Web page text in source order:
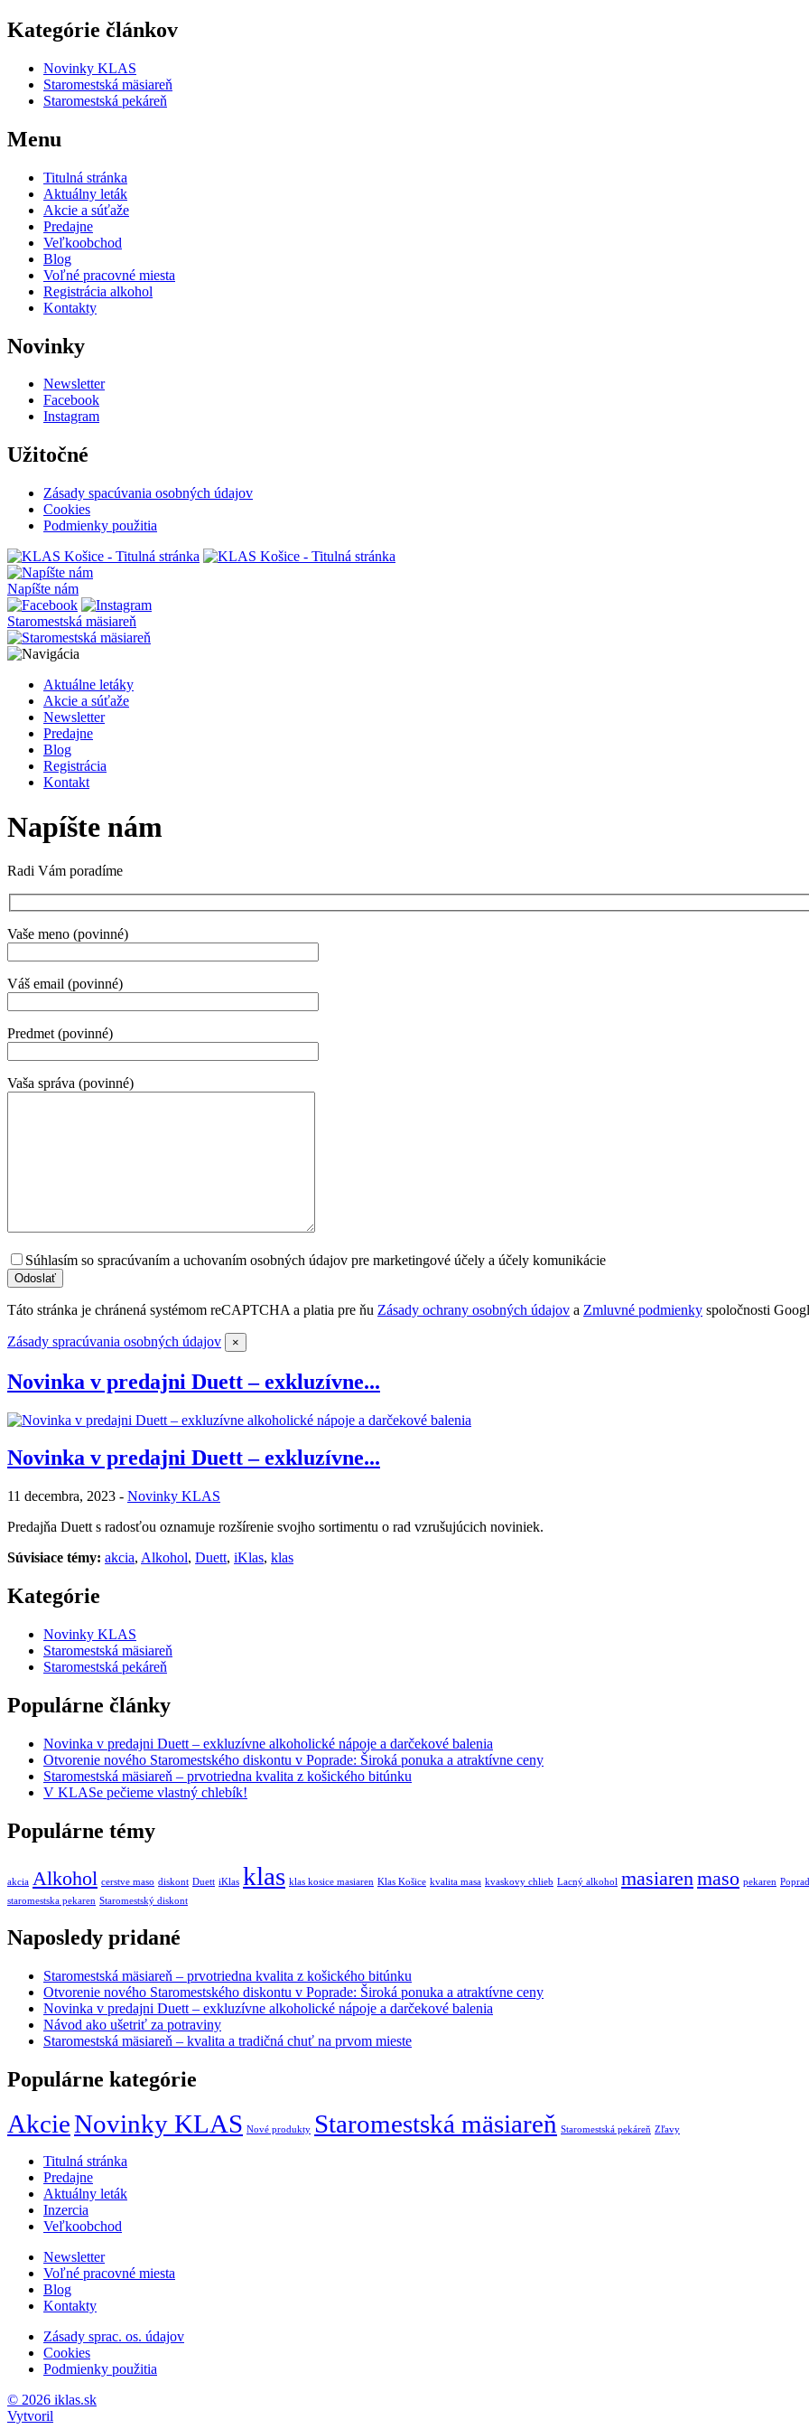
Kategórie článkov
Novinky KLAS
Staromestská mäsiareň
Staromestská pekáreň
Menu
Titulná stránka
Aktuálny leták
Akcie a súťaže
Predajne
Veľkoobchod
Blog
Voľné pracovné miesta
Registrácia alkohol
Kontakty
Novinky
Newsletter
Facebook
Instagram
Užitočné
Zásady spacúvania osobných údajov
Cookies
Podmienky použitia
Napíšte nám
Staromestská mäsiareň
Aktuálne letáky
Akcie a súťaže
Newsletter
Predajne
Blog
Registrácia
Kontakt
Napíšte nám
Radi Vám poradíme
Vaše meno (povinné)
Váš email (povinné)
Predmet (povinné)
Vaša správa (povinné)
Súhlasím so spracúvaním a uchovaním osobných údajov pre marketingové účely a účely komunikácie
Táto stránka je chránená systémom reCAPTCHA a platia pre ňu Zásady ochrany osobných údajov a Zmluvné podmienky spoločnosti
Zásady spracúvania osobných údajov ×
Novinka v predajni Duett – exkluzívne...
Novinka v predajni Duett – exkluzívne...
11 decembra, 2023 - Novinky KLAS
Predajňa Duett s radosťou oznamuje rozšírenie svojho sortimentu o rad vzrušujúcich noviniek.
Súvisiace témy: akcia, Alkohol, Duett, iKlas, klas
Kategórie
Novinky KLAS
Staromestská mäsiareň
Staromestská pekáreň
Populárne články
Novinka v predajni Duett – exkluzívne alkoholické nápoje a darčekové balenia
Otvorenie nového Staromestského diskontu v Poprade: Široká ponuka a atraktívne ceny
Staromestská mäsiareň – prvotriedna kvalita z košického bitúnku
V KLASe pečieme vlastný chlebík!
Populárne témy
akcia Alkohol cerstve maso diskont Duett iKlas klas klas kosice masiaren Klas Košice kvalita masa kvaskovy chlieb Lacný alkohol masiaren maso pekaren Poprad
staromestska pekaren Staromestský diskont
Naposledy pridané
Staromestská mäsiareň – prvotriedna kvalita z košického bitúnku
Otvorenie nového Staromestského diskontu v Poprade: Široká ponuka a atraktívne ceny
Novinka v predajni Duett – exkluzívne alkoholické nápoje a darčekové balenia
Návod ako ušetriť za potraviny
Staromestská mäsiareň – kvalita a tradičná chuť na prvom mieste
Populárne kategórie
AkcieNovinky KLAS Nové produkty Staromestská mäsiareň Staromestská pekáreň Zľavy
Titulná stránka
Predajne
Aktuálny leták
Inzercia
Veľkoobchod
Newsletter
Voľné pracovné miesta
Blog
Kontakty
Zásady sprac. os. údajov
Cookies
Podmienky použitia
© 2026 iklas.sk
Vytvoril